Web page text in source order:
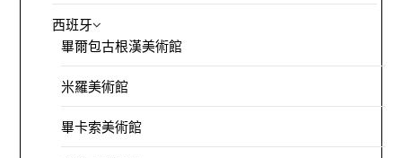
西班牙
畢爾包古根漢美術館
米羅美術館
畢卡索美術館